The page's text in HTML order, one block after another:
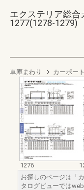
エクステリア総合
1277(1278-1279)
車庫まわり カーポート
1276
お探しのページは「
タログビューでは